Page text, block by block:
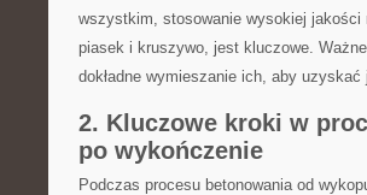
wszystkim, stosowanie wysokiej ‍jakości
piasek i kruszywo, jest ⁢kluczowe.
dokładne wymieszanie ⁢ich, aby
2. Kluczowe kroki w
po wykończenie
Podczas procesu betonowania od